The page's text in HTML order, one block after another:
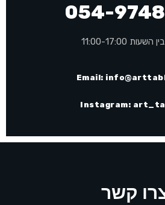
054-
11:00-17:00
Email:
Instagram:
קשר